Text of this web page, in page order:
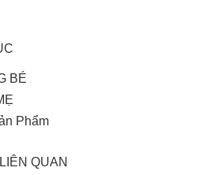
BÉ
Phẩm
QUAN